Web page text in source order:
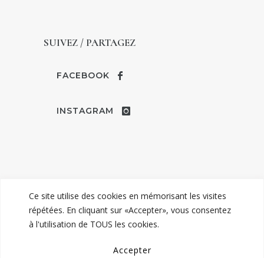
Ce site utilise des cookies en mémorisant les visites
répétées. En cliquant sur «Accepter», vous consentez
à l'utilisation de TOUS les cookies.
Accepter
SUIVEZ / PARTAGEZ
FACEBOOK
INSTAGRAM